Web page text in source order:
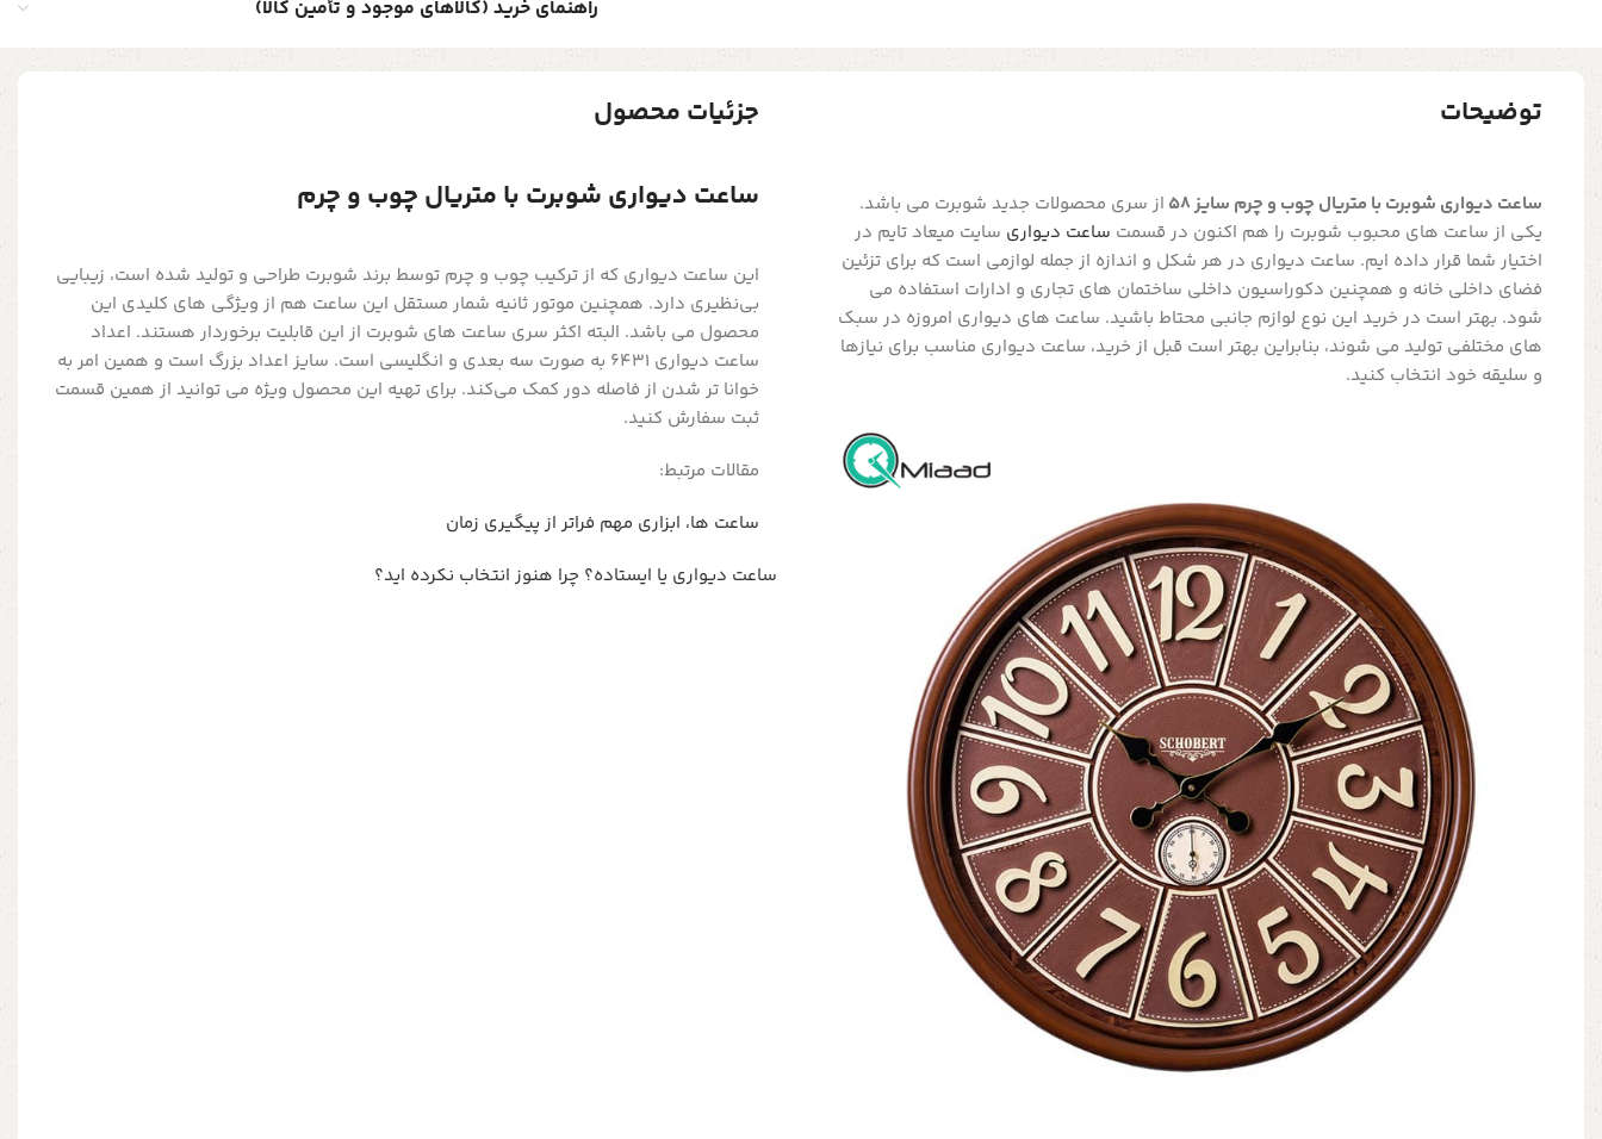
راهنمای خرید (کالاهای موجود و تأمین کالا)
توضیحات
ساعت دیواری شوبرت با متریال چوب و چرم سایز 58
از سری محصولات جدید شوبرت می باشد.
یکی از ساعت های محبوب شوبرت را هم اکنون در قسمت ساعت دیواری سایت میعاد تایم در
اختیار شما قرار داده ایم. ساعت دیواری در هر شکل و اندازه از جمله لوازمی است که برای تزئین
فضای داخلی خانه و همچنین دکوراسیون داخلی ساختمان های تجاری و ادارات استفاده می
شود. بهتر است در خرید این نوع لوازم جانبی محتاط باشید. ساعت های دیواری امروزه در سبک
های مختلفی تولید می شوند، بنابراین بهتر است قبل از خرید، ساعت دیواری مناسب برای نیازها
و سلیقه خود انتخاب کنید.
جزئیات محصول
ساعت دیواری شوبرت با متریال چوب و چرم
این ساعت دیواری که از ترکیب چوب و چرم توسط برند شوبرت طراحی و تولید شده است، زیبایی
بی‌نظیری دارد. همچنین موتور ثانیه شمار مستقل این ساعت هم از ویژگی های کلیدی این
محصول می باشد. البته اکثر سری ساعت های شوبرت از این قابلیت برخوردار هستند. اعداد
ساعت دیواری 6431 به صورت سه بعدی و انگلیسی است. سایز اعداد بزرگ است و همین امر به
خوانا تر شدن از فاصله دور کمک می‌کند. برای تهیه این محصول ویژه می توانید از همین قسمت
ثبت سفارش کنید.
مقالات مرتبط:
ساعت ها، ابزاری مهم فراتر از پیگیری زمان
ساعت دیواری یا ایستاده؟ چرا هنوز انتخاب نکرده اید؟